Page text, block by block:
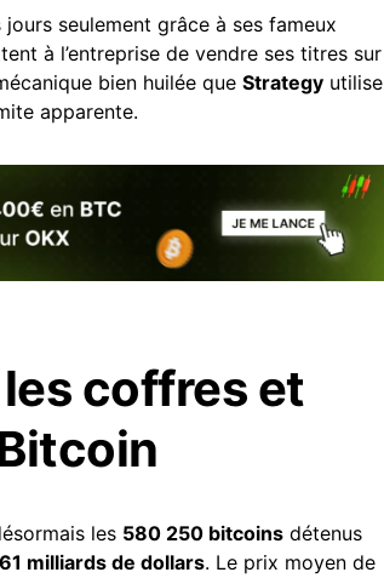
jours seulement grâce à ses fameux
à l’entreprise de vendre ses titres sur
bien huilée que Strategy utilise
apparente.
coffres et
les 580 250 bitcoins détenus
milliards de dollars. Le prix moyen de